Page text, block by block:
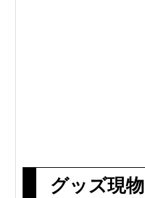
グッズ現物